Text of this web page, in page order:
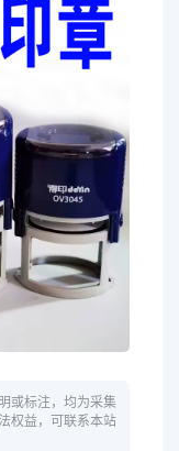
或标注，均为采集
权益，可联系本站